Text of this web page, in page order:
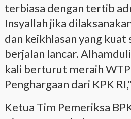
terbiasa dengan tertib
Insyallah jika
dan keikhlasan yang kuat
berjalan lancar.
kali berturut meraih
Penghargaan dari KPK
Ketua Tim Pemeriksa